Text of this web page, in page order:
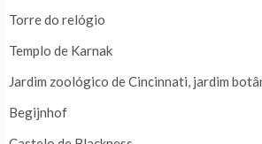
Torre do relógio
Templo de Karnak
Jardim zoológico de Cincinnati, jardim
Begijnhof